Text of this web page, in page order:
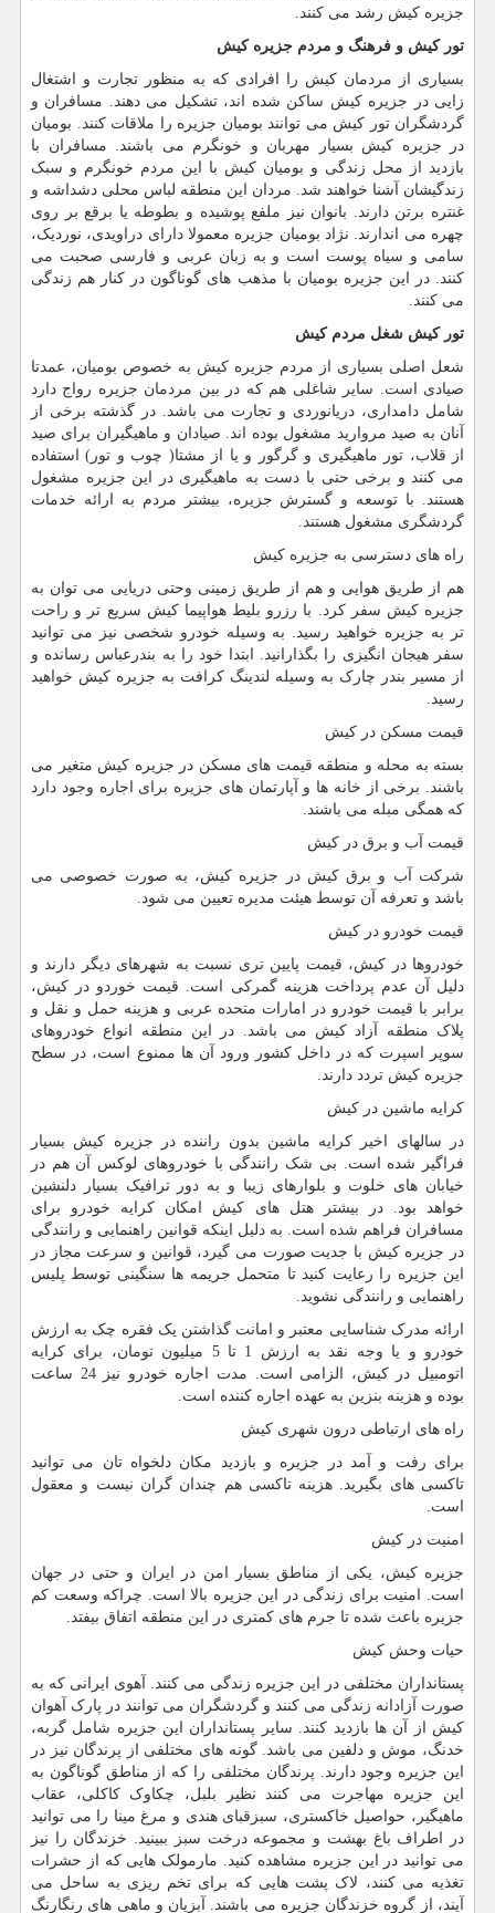
جزیره کیش رشد می کنند.
تور کیش و فرهنگ و مردم جزیره کیش
بسیاری از مردمان کیش را افرادی که به منظور تجارت و اشتغال
زایی در جزیره کیش ساکن شده اند، تشکیل می دهند. مسافران و
گردشگران تور کیش می توانند بومیان جزیره را ملاقات کنند. بومیان
در جزیره کیش بسیار مهربان و خونگرم می باشند. مسافران با
بازدید از محل زندگی و بومیان کیش با این مردم خونگرم و سبک
زندگیشان آشنا خواهند شد. مردان این منطقه لباس محلی دشداشه و
غنتره برتن دارند. بانوان نیز ملفع پوشیده و بطوطه یا برقع بر روی
چهره می اندارند. نژاد بومیان جزیره معمولا دارای دراویدی، نوردیک،
سامی و سیاه پوست است و به زبان عربی و فارسی صحبت می
کنند. در این جزیره بومیان با مذهب های گوناگون در کنار هم زندگی
می کنند.
تور کیش شغل مردم کیش
شعل اصلی بسیاری از مردم جزیره کیش به خصوص بومیان، عمدتا
صیادی است. سایر شاغلی هم که در بین مردمان جزیره رواج دارد
شامل دامداری، دریانوردی و تجارت می باشد. در گذشته برخی از
آنان به صید مروارید مشغول بوده اند. صیادان و ماهیگیران برای صید
از قلاب، تور ماهیگیری و گرگور و یا از مشتا( چوب و تور) استفاده
می کنند و برخی حتی با دست به ماهیگیری در این جزیره مشغول
هستند. با توسعه و گسترش جزیره، بیشتر مردم به ارائه خدمات
گردشگری مشغول هستند.
راه های دسترسی به جزیره کیش
هم از طریق هوایی و هم از طریق زمینی وحتی دریایی می توان به
جزیره کیش سفر کرد. با رزرو بلیط هواپیما کیش سریع تر و راحت
تر به جزیره خواهید رسید. به وسیله خودرو شخصی نیز می توانید
سفر هیجان انگیزی را بگذارانید. ابتدا خود را به بندرعباس رسانده و
از مسیر بندر چارک به وسیله لندینگ کرافت به جزیره کیش خواهید
رسید.
قیمت مسکن در کیش
بسته به محله و منطقه قیمت های مسکن در جزیره کیش متغیر می
باشند. برخی از خانه ها و آپارتمان های جزیره برای اجاره وجود دارد
که همگی مبله می باشند.
قیمت آب و برق در کیش
شرکت آب و برق کیش در جزیره کیش، به صورت خصوصی می
باشد و تعرفه آن توسط هیئت مدیره تعیین می شود.
قیمت خودرو در کیش
خودروها در کیش، قیمت پایین تری نسبت به شهرهای دیگر دارند و
دلیل آن عدم پرداخت هزینه گمرکی است. قیمت خوردو در کیش،
برابر با قیمت خودرو در امارات متحده عربی و هزینه حمل و نقل و
پلاک منطقه آزاد کیش می باشد. در این منطقه انواع خودروهای
سوپر اسپرت که در داخل کشور ورود آن ها ممنوع است، در سطح
جزیره کیش تردد دارند.
کرایه ماشین در کیش
در سالهای اخیر کرایه ماشین بدون راننده در جزیره کیش بسیار
فراگیر شده است. بی شک رانندگی با خودروهای لوکس آن هم در
خیابان های خلوت و بلوارهای زیبا و به دور ترافیک بسیار دلنشین
خواهد بود. در بیشتر هتل های کیش امکان کرایه خودرو برای
مسافران فراهم شده است. به دلیل اینکه قوانین راهنمایی و رانندگی
در جزیره کیش با جدیت صورت می گیرد، قوانین و سرعت مجاز در
این جزیره را رعایت کنید تا متحمل جریمه ها سنگینی توسط پلیس
راهنمایی و رانندگی نشوید.
ارائه مدرک شناسایی معتبر و امانت گذاشتن یک فقره چک به ارزش
خودرو و یا وجه نقد به ارزش 1 تا 5 میلیون تومان، برای کرایه
اتومبیل در کیش، الزامی است. مدت اجاره خودرو نیز 24 ساعت
بوده و هزینه بنزین به عهده اجاره کننده است.
راه های ارتباطی درون شهری کیش
برای رفت و آمد در جزیره و بازدید مکان دلخواه تان می توانید
تاکسی های بگیرید. هزینه تاکسی هم چندان گران نیست و معقول
است.
امنیت در کیش
جزیره کیش، یکی از مناطق بسیار امن در ایران و حتی در جهان
است. امنیت برای زندگی در این جزیره بالا است. چراکه وسعت کم
جزیره باعث شده تا جرم های کمتری در این منطقه اتفاق بیفتد.
حیات وحش کیش
پستانداران مختلفی در این جزیره زندگی می کنند. آهوی ایرانی که به
صورت آزادانه زندگی می کنند و گردشگران می توانند در پارک آهوان
کیش از آن ها بازدید کنند. سایر پستانداران این جزیره شامل گربه،
خدنگ، موش و دلفین می باشد. گونه های مختلفی از پرندگان نیز در
این جزیره وجود دارند. پرندگان مختلفی را که از مناطق گوناگون به
این جزیره مهاجرت می کنند نظیر بلبل، چکاوک کاکلی، عقاب
ماهیگیر، حواصیل خاکستری، سبزقبای هندی و مرغ مینا را می توانید
در اطراف باغ بهشت و مجموعه درخت سبز ببینید. خزندگان را نیز
می توانید در این جزیره مشاهده کنید. مارمولک هایی که از حشرات
تغذیه می کنند، لاک پشت هایی که برای تخم ریزی به ساحل می
آیند، از گروه خزندگان جزیره می باشند. آبزیان و ماهی های رنگارنگ